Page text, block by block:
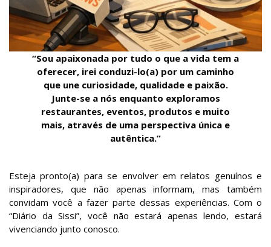
“Sou apaixonada por tudo o que a vida tem a
oferecer, irei conduzi-lo(a) por um caminho
que une curiosidade, qualidade e paixão.
Junte-se a nós enquanto exploramos
restaurantes, eventos, produtos e muito
mais, através de uma perspectiva única e
autêntica.”
Esteja pronto(a) para se envolver em relatos genuínos e
inspiradores, que não apenas informam, mas também
convidam você a fazer parte dessas experiências. Com o
“Diário da Sissi”, você não estará apenas lendo, estará
vivenciando junto conosco.